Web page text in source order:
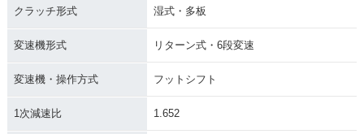
PER FOUR・マイナ
PER FOUR・新登場
クラッチ形式 湿式・多板
変速機形式 リターン式・6段変速
変速機・操作方式 フットシフト
1次減速比 1.652